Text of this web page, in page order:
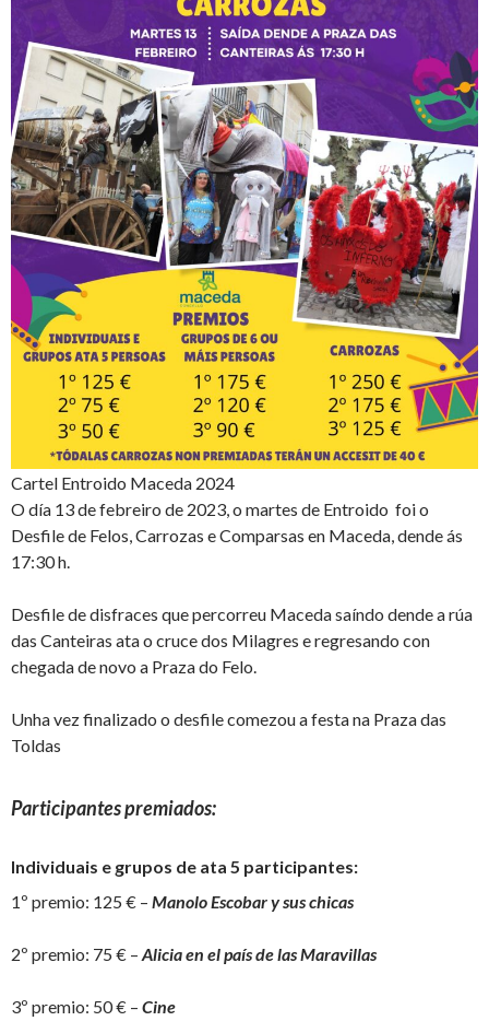
Cartel Entroido Maceda 2024
O día 13 de febreiro de 2023, o martes de Entroido foi o
Desfile de Felos, Carrozas e Comparsas en Maceda, dende ás
17:30 h.
Desfile de disfraces que percorreu Maceda saíndo dende a rúa
das Canteiras ata o cruce dos Milagres e regresando con
chegada de novo a Praza do Felo.
Unha vez finalizado o desfile comezou a festa na Praza das
Toldas
Participantes premiados:
Individuais e grupos de ata 5 participantes:
1º premio: 125 € – Manolo Escobar y sus chicas
2º premio: 75 € – Alicia en el país de las Maravillas
3º premio: 50 € – Cine